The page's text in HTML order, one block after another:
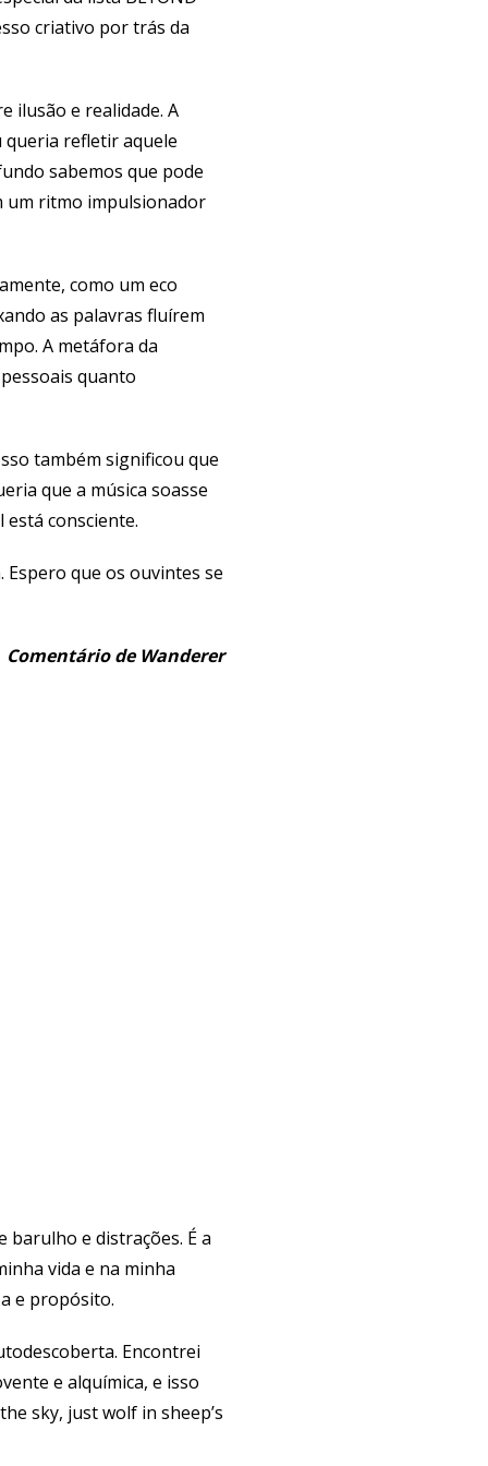
criativo por trás da
ilusão e realidade. A
refletir aquele
sabemos que pode
um ritmo impulsionador
como um eco
as palavras fluírem
A metáfora da
quanto
também significou que
que a música soasse
consciente.
que os ouvintes se
Comentário de Wanderer
barulho e distrações. É a
vida e na minha
e propósito.
Encontrei
e alquímica, e isso
sky, just wolf in sheep’s